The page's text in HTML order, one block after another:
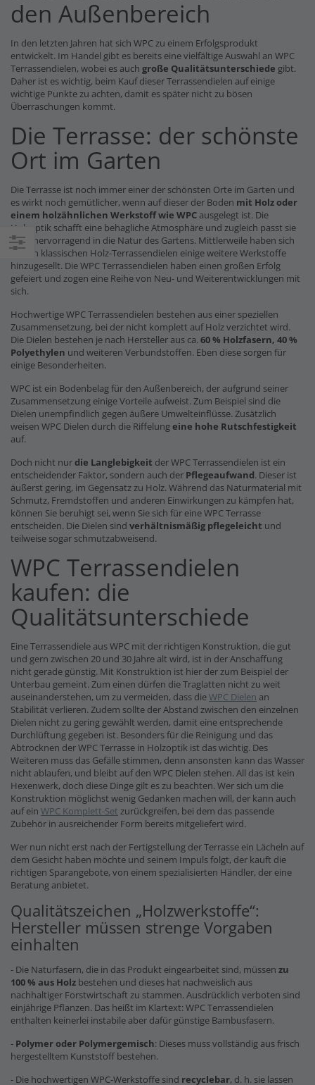
den Außenbereich
In den letzten Jahren hat sich WPC zu einem Erfolgsprodukt
entwickelt. Im Handel gibt es bereits eine vielfältige Auswahl an WPC
Terrassendielen, wobei es auch große Qualitätsunterschiede gibt.
Daher ist es wichtig, beim Kauf dieser Terrassendielen auf einige
wichtige Punkte zu achten, damit es später nicht zu bösen
Überraschungen kommt.
Die Terrasse: der schönste
Ort im Garten
Die Terrasse ist noch immer einer der schönsten Orte im Garten und
es wirkt noch gemütlicher, wenn auf dieser der Boden mit Holz oder
einem holzähnlichen Werkstoff wie WPCausgelegt ist. Die
Holzoptik schafft eine behagliche Atmosphäre und zugleich passt sie
auch hervorragend in die Natur des Gartens. Mittlerweile haben sich
zu den klassischen Holz-Terrassendielen einige weitere Werkstoffe
hinzugesellt. Die WPC Terrassendielen haben einen großen Erfolg
gefeiert und zogen eine Reihe von Neu- und Weiterentwicklungen mit
sich.
Hochwertige WPC Terrassendielen bestehen aus einer speziellen
Zusammensetzung, bei der nicht komplett auf Holz verzichtet wird.
Die Dielen bestehen je nach Hersteller aus ca. 60 % Holzfasern, 40 %
Polyethylen und weiteren Verbundstoffen. Eben diese sorgen für
einige Besonderheiten.
WPC ist ein Bodenbelag für den Außenbereich, der aufgrund seiner
Zusammensetzung einige Vorteile aufweist. Zum Beispiel sind die
Dielen unempfindlich gegen äußere Umwelteinflüsse. Zusätzlich
weisen WPC Dielen durch die Riffelungeine hohe Rutschfestigkeit
auf.
Doch nicht nurdie Langlebigkeit der WPC Terrassendielen ist ein
entscheidender Faktor, sondern auch der Pflegeaufwand. Dieser ist
äußerst gering, im Gegensatz zu Holz. Während das Naturmaterial mit
Schmutz, Fremdstoffen und anderen Einwirkungen zu kämpfen hat,
können Sie beruhigt sei, wenn Sie sich für eine WPC Terrasse
entscheiden. Die Dielen sind verhältnismäßig pflegeleicht und
teilweise sogar schmutzabweisend.
WPC Terrassendielen
kaufen: die
Qualitätsunterschiede
Eine Terrassendiele aus WPC mit der richtigen Konstruktion, die gut
und gern zwischen 20 und 30 Jahre alt wird, ist in der Anschaffung
nicht gerade günstig. Mit Konstruktion ist hier der zum Beispiel der
Unterbau gemeint. Zum einen dürfen die Traglatten nicht zu weit
auseinanderstehen, um zu vermeiden, dass dieWPC Dielen an
Stabilität verlieren. Zudem sollte der Abstand zwischen den einzelnen
Dielen nicht zu gering gewählt werden, damit eine entsprechende
Durchlüftung gegeben ist. Besonders für die Reinigung und das
Abtrocknen der WPC Terrasse in Holzoptik ist das wichtig. Des
Weiteren muss das Gefälle stimmen, denn ansonsten kann das Wasser
nicht ablaufen, und bleibt auf den WPC Dielen stehen. All das ist kein
Hexenwerk, doch diese Dinge gilt es zu beachten. Wer sich um die
Konstruktion möglichst wenig Gedanken machen will, der kann auch
auf ein WPC Komplett-Set zurückgreifen, bei dem das passende
Zubehör in ausreichender Form bereits mitgeliefert wird.
Wer nun nicht erst nach der Fertigstellung der Terrasse ein Lächeln auf
dem Gesicht haben möchte und seinem Impuls folgt, der kauft die
richtigen Sparangebote, von einem spezialisierten Händler, der eine
Beratung anbietet.
Qualitätszeichen „Holzwerkstoffe“:
Hersteller müssen strenge Vorgaben
einhalten
- Die Naturfasern, die in das Produkt eingearbeitet sind, müssen zu
100 % aus Holz bestehen und dieses hat nachweislich aus
nachhaltiger Forstwirtschaft zu stammen. Ausdrücklich verboten sind
einjährige Pflanzen. Das heißt im Klartext: WPC Terrassendielen
enthalten keinerlei instabile aber dafür günstige Bambusfasern.
- Polymer oder Polymergemisch: Dieses muss vollständig aus frisch
hergestelltem Kunststoff bestehen.
- Die hochwertigen WPC-Werkstoffe sind recyclebar, d. h. sie lassen
Einkaufsoptionen